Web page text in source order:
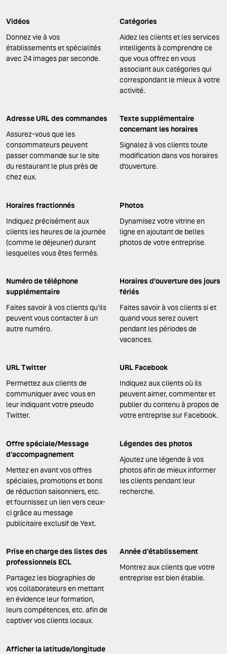
Vidéos
Donnez vie à vos
établissements et spécialités
avec 24 images par seconde.
Catégories
Aidez les clients et les services
intelligents à comprendre ce
que vous offrez en vous
associant aux catégories qui
correspondant le mieux à votre
activité.
Adresse URL des commandes
Assurez-vous que les
consommateurs peuvent
passer commande sur le site
du restaurant le plus près de
chez eux.
Texte supplémentaire
concernant les horaires
Signalez à vos clients toute
modification dans vos horaires
d'ouverture.
Horaires fractionnés
Indiquez précisément aux
clients les heures de la journée
(comme le déjeuner) durant
lesquelles vous êtes fermés.
Photos
Dynamisez votre vitrine en
ligne en ajoutant de belles
photos de votre entreprise.
Numéro de téléphone
supplémentaire
Faites savoir à vos clients qu'ils
peuvent vous contacter à un
autre numéro.
Horaires d'ouverture des jours
fériés
Faites savoir à vos clients si et
quand vous serez ouvert
pendant les périodes de
vacances.
URL Twitter
Permettez aux clients de
communiquer avec vous en
leur indiquant votre pseudo
Twitter.
URL Facebook
Indiquez aux clients où ils
peuvent aimer, commenter et
publier du contenu à propos de
votre entreprise sur Facebook.
Offre spéciale/Message
d'accompagnement
Mettez en avant vos offres
spéciales, promotions et bons
de réduction saisonniers, etc.
et fournissez un lien vers ceux-
ci grâce au message
publicitaire exclusif de Yext.
Légendes des photos
Ajoutez une légende à vos
photos afin de mieux informer
les clients pendant leur
recherche.
Prise en charge des listes des
professionnels ECL
Partagez les biographies de
vos collaborateurs en mettant
en évidence leur formation,
leurs compétences, etc. afin de
captiver vos clients locaux.
Année d'établissement
Montrez aux clients que votre
entreprise est bien établie.
Afficher la latitude/longitude